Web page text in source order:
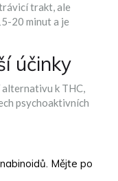
trakt, ale
20 minut a je
účinky
alternativu k THC,
psychoaktivních
Mějte po